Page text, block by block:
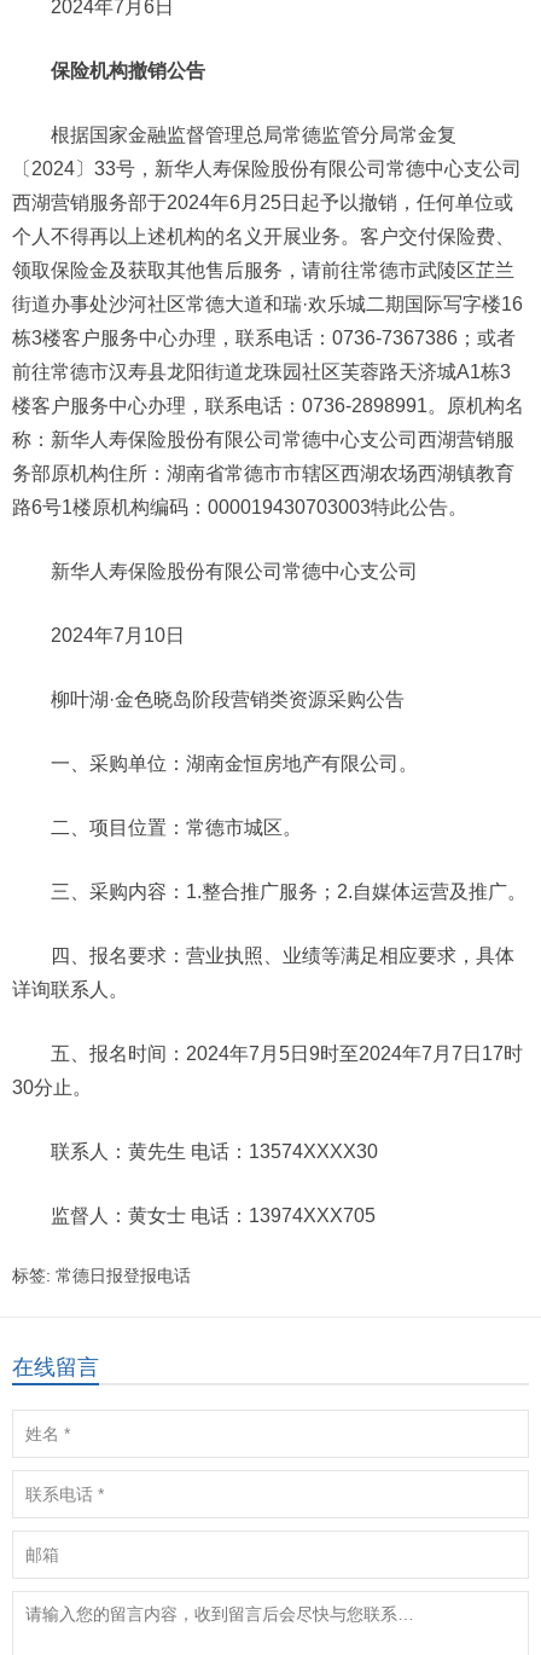
2024年7月6日
保险机构撤销公告
根据国家金融监督管理总局常德监管分局常金复
〔2024〕33号，新华人寿保险股份有限公司常德中心支公司
西湖营销服务部于2024年6月25日起予以撤销，任何单位或
个人不得再以上述机构的名义开展业务。客户交付保险费、
领取保险金及获取其他售后服务，请前往常德市武陵区芷兰
街道办事处沙河社区常德大道和瑞·欢乐城二期国际写字楼16
栋3楼客户服务中心办理，联系电话：0736-7367386；或者
前往常德市汉寿县龙阳街道龙珠园社区芙蓉路天济城A1栋3
楼客户服务中心办理，联系电话：0736-2898991。原机构名
称：新华人寿保险股份有限公司常德中心支公司西湖营销服
务部原机构住所：湖南省常德市市辖区西湖农场西湖镇教育
路6号1楼原机构编码：000019430703003特此公告。
新华人寿保险股份有限公司常德中心支公司
2024年7月10日
柳叶湖·金色晓岛阶段营销类资源采购公告
一、采购单位：湖南金恒房地产有限公司。
二、项目位置：常德市城区。
三、采购内容：1.整合推广服务；2.自媒体运营及推广。
四、报名要求：营业执照、业绩等满足相应要求，具体
详询联系人。
五、报名时间：2024年7月5日9时至2024年7月7日17时
30分止。
联系人：黄先生 电话：13574XXXX30
监督人：黄女士 电话：13974XXX705
标签: 常德日报登报电话
在线留言